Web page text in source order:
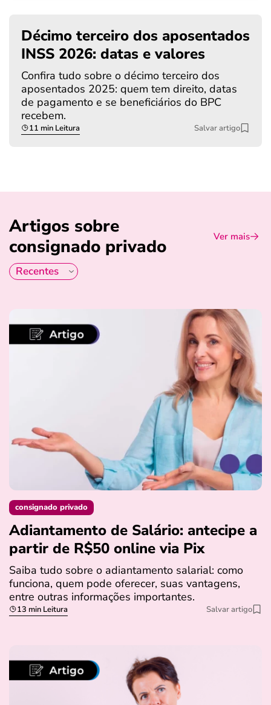
Décimo terceiro dos aposentados
INSS 2026: datas e valores
Confira tudo sobre o décimo terceiro dos
aposentados 2025: quem tem direito, datas
de pagamento e se beneficiários do BPC
recebem.
11 min Leitura Salvar artigo
Artigos sobre
consignado privado
Ver mais
consignado privado
Adiantamento de Salário: antecipe a
partir de R$50 online via Pix
Saiba tudo sobre o adiantamento salarial: como
funciona, quem pode oferecer, suas vantagens,
entre outras informações importantes.
13 min Leitura Salvar artigo